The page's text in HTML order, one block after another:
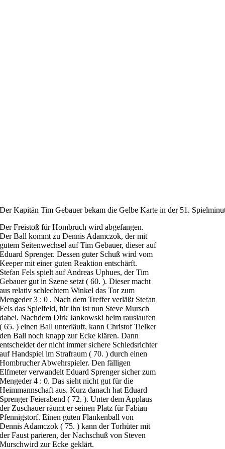
Der Kapitän Tim Gebauer bekam die Gelbe Karte in der 51.
Der Freistoß für Hombruch wird abgefangen.
Der Ball kommt zu Dennis Adamczok, der mit
gutem Seitenwechsel auf Tim Gebauer, dieser auf
Eduard Sprenger. Dessen guter Schuß wird vom
Keeper mit einer guten Reaktion entschärft.
Stefan Fels spielt auf Andreas Uphues, der Tim
Gebauer gut in Szene setzt ( 60. ). Dieser macht
aus relativ schlechtem Winkel das Tor zum
Mengeder 3 : 0 . Nach dem Treffer verläßt Stefan
Fels das Spielfeld, für ihn ist nun Steve Mursch
dabei. Nachdem Dirk Jankowski beim rauslaufen
( 65. ) einen Ball unterläuft, kann Christof Tielker
den Ball noch knapp zur Ecke klären. Dann
entscheidet der nicht immer sichere Schiedsrichter
auf Handspiel im Strafraum ( 70. ) durch einen
Hombrucher Abwehrspieler. Den fälligen
Elfmeter verwandelt Eduard Sprenger sicher zum
Mengeder 4 : 0. Das sieht nicht gut für die
Heimmannschaft aus. Kurz danach hat Eduard
Sprenger Feierabend ( 72. ). Unter dem Applaus
der Zuschauer räumt er seinen Platz für Fabian
Pfennigstorf. Einen guten Flankenball von
Dennis Adamczok ( 75. ) kann der Torhüter mit
der Faust parieren, der Nachschuß von Steven
Murschwird zur Ecke geklärt.